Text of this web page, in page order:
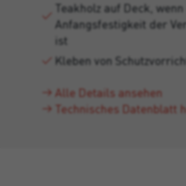
Teakholz auf Deck,
Anfangsfestigkeit der
ist
Kleben von
Alle Details ansehen
Technisches Datenblatt